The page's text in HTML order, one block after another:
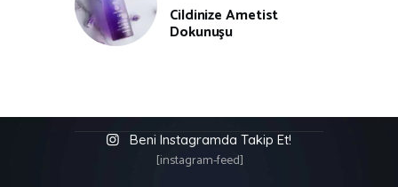
Cildinize Ametist
Dokunuşu
Beni Instagramda Takip Et!
[instagram-feed]